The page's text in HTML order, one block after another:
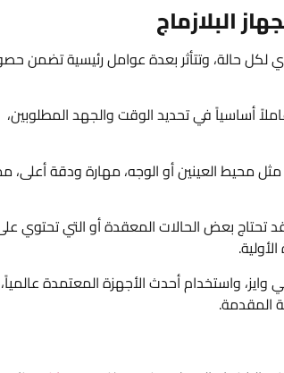
البلازماج
لكل حالة، وتتأثر بعدة عوامل رئيسية تضمن
أساسياً في تحديد الوقت والجهد المطلوبين،
مثل محيط العينين أو الوجه، مهارة ودقة أعلى،
بعض الحالات المعقدة أو التي تحتوي
وايز، واستخدام أحدث الأجهزة المعتمدة عالمياً،
المقدمة.